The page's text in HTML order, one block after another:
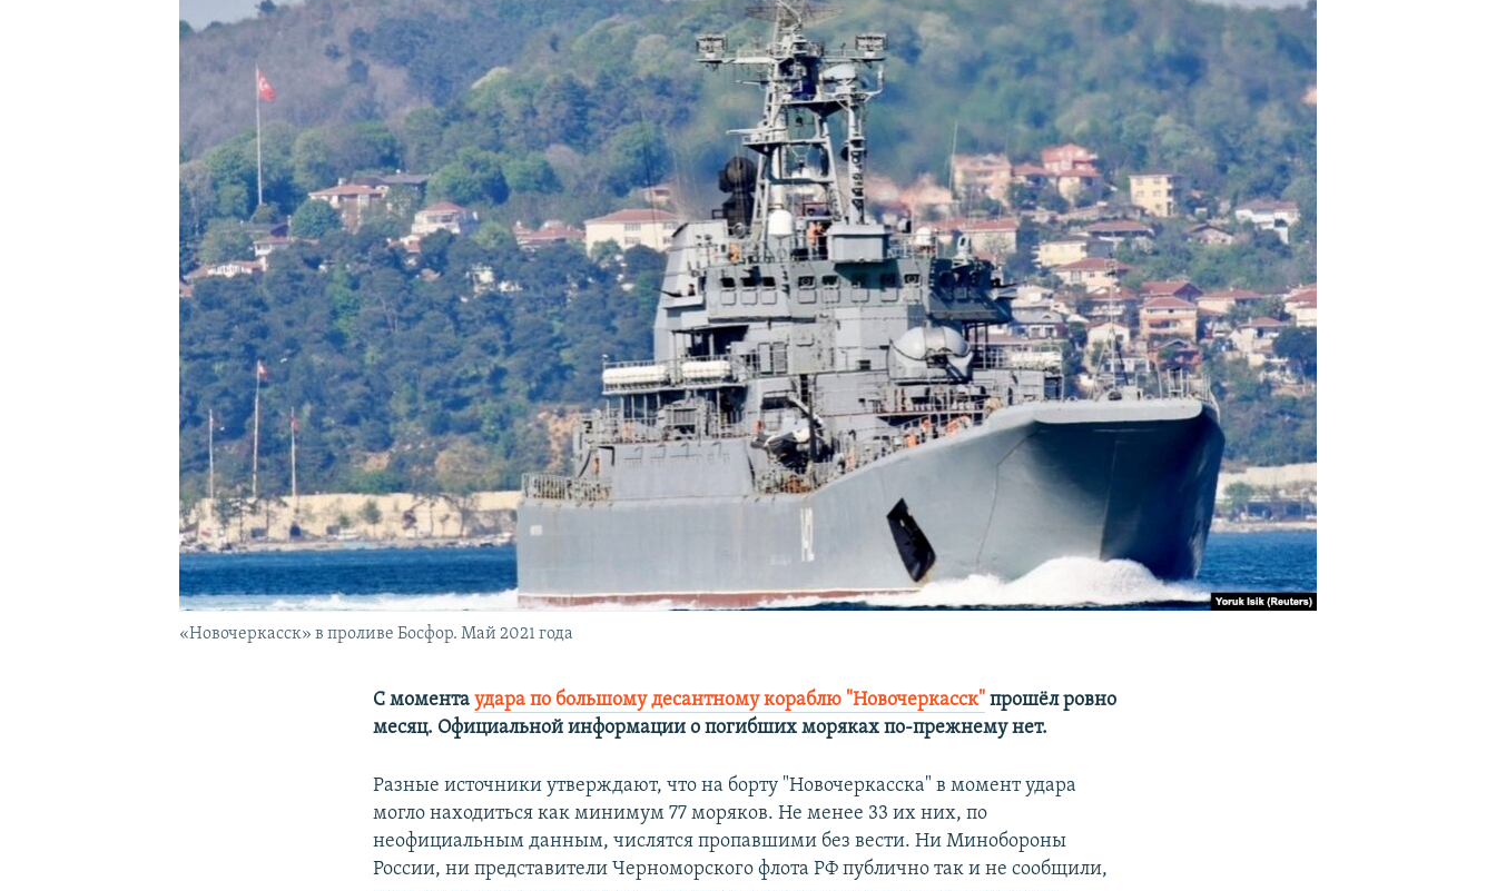
КРЫМ.НЕПОКОРЕННЫЙ
УКРАИНСКАЯ ПРОБЛЕМА КРЫМА
«Новочеркасск» в проливе Босфор. Май 2021 года
С моментаудара по большому десантному кораблю "Новочеркасск" прошёл ровно
месяц. Официальной информации о погибших моряках по-прежнему нет.
Разные источники утверждают, что на борту "Новочеркасска" в момент удара
могло находиться как минимум 77 моряков. Не менее 33 их них, по
неофициальным данным, числятся пропавшими без вести. Ни Минобороны
России, ни представители Черноморского флота РФ публично так и не сообщили,